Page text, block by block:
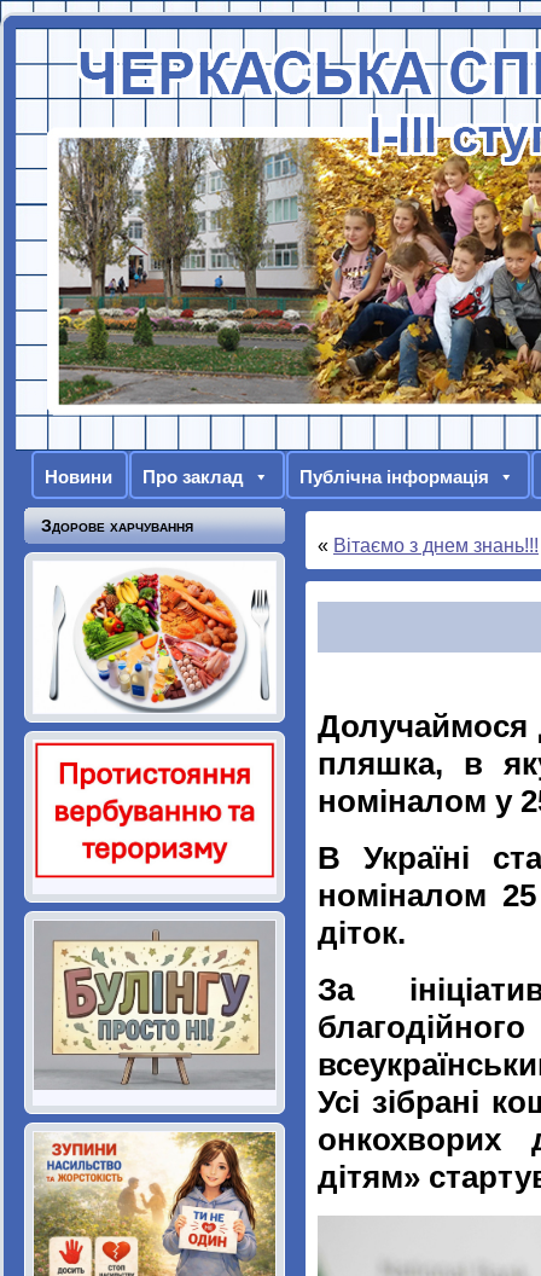
Новини Про заклад Публічна інформація
Здорове харчування
« Вітаємо з днем знань!!!
Долучаймося
пляшка, в
номіналом у
В Україні
номіналом
діток.
За
Усі зібрані
онкохворих
дітям»